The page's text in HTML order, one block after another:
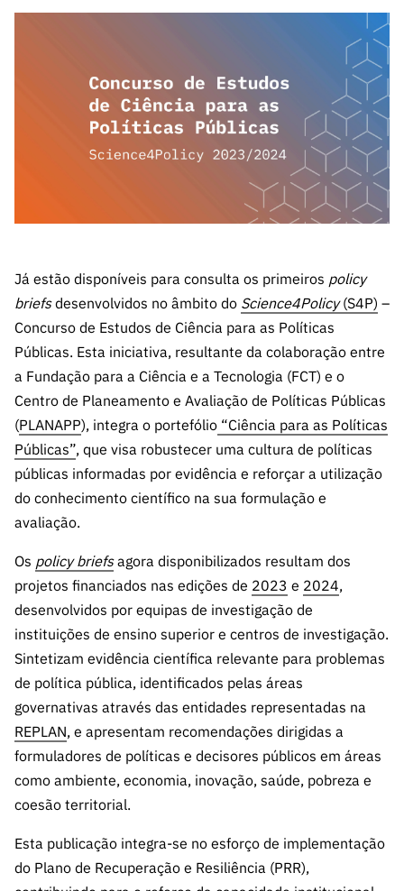
es de I&D
Infraestru
Apoios
Infraestru
Prémios
Outros
Apoios
Acesso a dados
estatísticos para fins
Publicações
Subscrever
Newsletter
Subscrever
Direct Mail
Concursos
FCT
Subscrever
Direct Mail
de
Concursos
Comunicado
s
Estudos e Planeamento
Estratégico
Apoios Comunitários
LINKS
A FCT em
Números
Acreditaç
ão,
Certificaç
ão e
Benefícios
Fiscais
ento,
Aquisição
de
Serviços e
Parcerias
Consultas
públicas
Manifesta
ções de
Interesse
digitais da
FCT
Canais de
Denúncia
s
Apoios
PRR –
“Ciência +
Digital” e
“Ciência +
Capacitaç
Já estão disponíveis para consulta os primeiros policy
briefsdesenvolvidos no âmbito do Science4Policy(S4P) –
Concurso de Estudos de Ciência para as Políticas
Públicas. Esta iniciativa, resultante da colaboração entre
a Fundação para a Ciência e a Tecnologia (FCT) e o
Centro de Planeamento e Avaliação de Políticas Públicas
(PLANAPP), integra o portefólio “Ciência para as Políticas
Públicas”, que visa robustecer uma cultura de políticas
públicas informadas por evidência e reforçar a utilização
do conhecimento científico na sua formulação e
avaliação.
Os policy briefsagora disponibilizados resultam dos
projetos financiados nas edições de 2023 e 2024,
desenvolvidos por equipas de investigação de
instituições de ensino superior e centros de investigação.
Sintetizam evidência científica relevante para problemas
de política pública, identificados pelas áreas
governativas através das entidades representadas na
REPLAN, e apresentam recomendações dirigidas a
formuladores de políticas e decisores públicos em áreas
como ambiente, economia, inovação, saúde, pobreza e
coesão territorial.
Esta publicação integra-se no esforço de implementação
do Plano de Recuperação e Resiliência (PRR),